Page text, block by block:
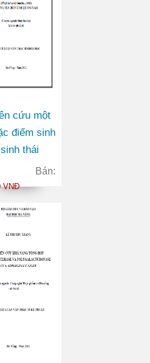
cứu một
điểm sinh
thái
bố của cá
(Mugil
ở vùng ven
tỉnh Quảng
Bán:
VNĐ